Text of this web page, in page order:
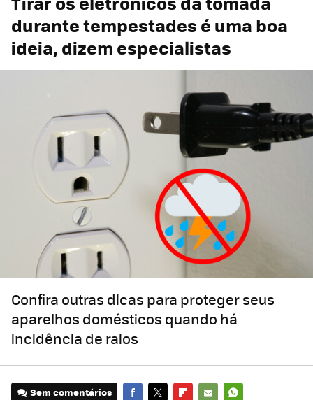
durante tempestades é uma boa
ideia, dizem especialistas
Confira outras dicas para proteger seus
aparelhos domésticos quando há
incidência de raios
Sem comentários